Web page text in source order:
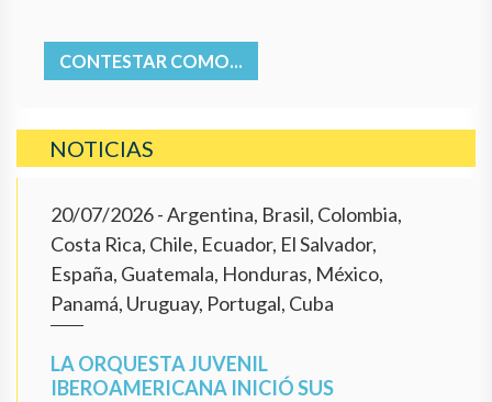
CONTESTAR COMO...
NOTICIAS
20/07/2026- Argentina, Brasil, Colombia,
Costa Rica, Chile, Ecuador, El Salvador,
España, Guatemala, Honduras, México,
Panamá, Uruguay, Portugal, Cuba
LA ORQUESTA JUVENIL
IBEROAMERICANA INICIÓ SUS